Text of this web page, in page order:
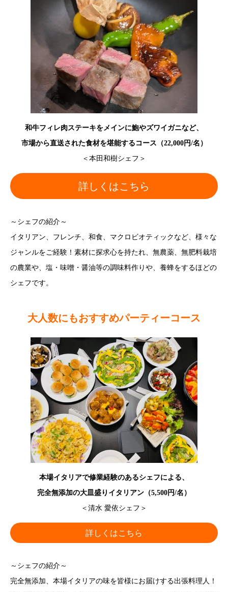
和牛フィレ肉ステーキをメインに鮑やズワイガニなど、
市場から直送された食材を堪能するコース（22,000円/名）
＜本田和樹シェフ＞
詳しくはこちら
～シェフの紹介～
イタリアン、フレンチ、和食、マクロビオティックなど、様々な
ジャンルをご経験！素材に探求心を持たれ、無農薬、無肥料栽培
の農業や、塩・味噌・醤油等の調味料作りや、養蜂をするほどの
シェフです。
大人数にもおすすめパーティーコース
本場イタリアで修業経験のあるシェフによる、
完全無添加の大皿盛りイタリアン（5,500円/名）
＜清水 愛依シェフ＞
詳しくはこちら
～シェフの紹介～
完全無添加、本場イタリアの味を皆様にお届けする出張料理人！